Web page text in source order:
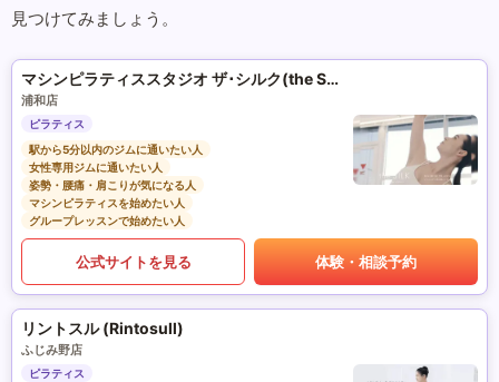
見つけてみましょう。
マシンピラティススタジオ ザ･シルク(the SILK)
浦和店
ピラティス
駅から5分以内のジムに通いたい人
女性専用ジムに通いたい人
姿勢・腰痛・肩こりが気になる人
マシンピラティスを始めたい人
グループレッスンで始めたい人
公式サイトを見る 体験・相談予約
リントスル (Rintosull)
ふじみ野店
ピラティス